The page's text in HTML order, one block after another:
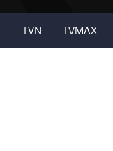
TVN TVMAX